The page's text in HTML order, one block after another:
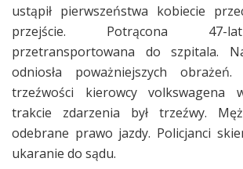
ustąpił pierwszeństwa kobiecie
przejście. Potrącona 47-
przetransportowana do szpitala.
odniosła poważniejszych
trzeźwości kierowcy volkswagena
trakcie zdarzenia był trzeźwy.
odebrane prawo jazdy. Policjanci
ukaranie do sądu.